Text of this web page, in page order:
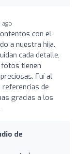
ago
con el
a nuestra hija.
cada detalle,
tienen
Fuí al
de
gracias a los
de